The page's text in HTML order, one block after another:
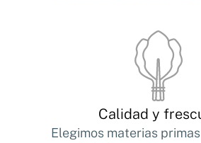
Calidad y
Elegimos materias